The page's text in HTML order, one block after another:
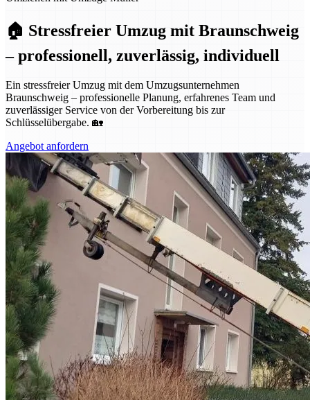
🏠 Stressfreier Umzug mit Braunschweig
– professionell, zuverlässig, individuell
Ein stressfreier Umzug mit dem Umzugsunternehmen
Braunschweig – professionelle Planung, erfahrenes Team und
zuverlässiger Service von der Vorbereitung bis zur
Schlüsselübergabe. 🏡
Angebot anfordern